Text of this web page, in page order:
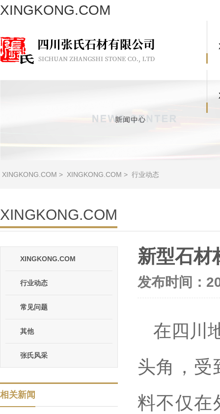
XINGKONG.COM
XINGKONG.COM > XINGKONG.COM > 行业动态
XINGKONG.COM
XINGKONG.COM
行业动态
常见问题
其他
张氏风采
相关新闻
新型石材
发布时间：
在四川
头角，受
料不仅在